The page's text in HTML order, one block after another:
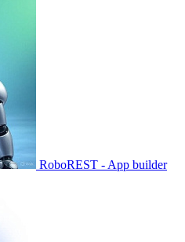
RoboREST - App builder